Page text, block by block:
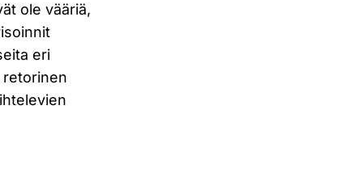
ole vääriä,
eri
retorinen